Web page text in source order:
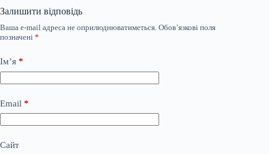
Залишити відповідь
Ваша e-mail адреса не оприлюднюватиметься. Обов’язкові поля
позначені *
Ім’я *
Email *
Сайт